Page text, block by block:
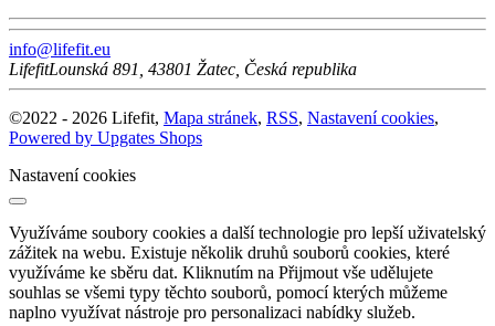
info@lifefit.eu
LifefitLounská 891 43801 Žatec Česká republika
©2022 - 2026 Lifefit, Mapa stránek, RSS, Nastavení cookies,
Powered by Upgates Shops
Nastavení cookies
Využíváme soubory cookies a další technologie pro lepší uživatelský
zážitek na webu. Existuje několik druhů souborů cookies, které
využíváme ke sběru dat. Kliknutím na Přijmout vše udělujete
souhlas se všemi typy těchto souborů, pomocí kterých můžeme
naplno využívat nástroje pro personalizaci nabídky služeb.